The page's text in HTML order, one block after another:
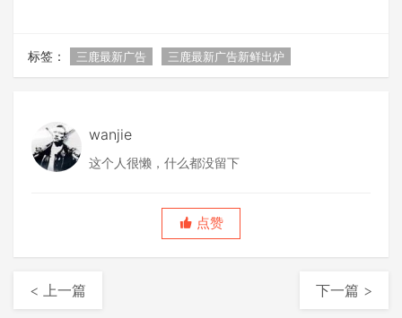
标签： 三鹿最新广告 三鹿最新广告新鲜出炉
wanjie
这个人很懒，什么都没留下
点赞
< 上一篇 下一篇 >